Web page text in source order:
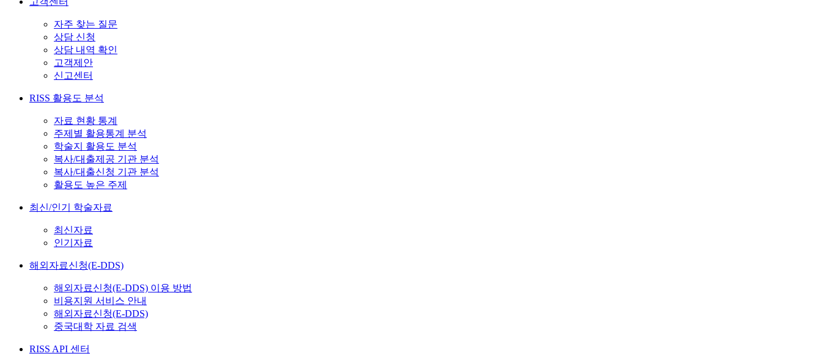
자주 찾는 질문
상담 신청
상담 내역 확인
고객제안
신고센터
RISS 활용도 분석
자료 현황 통계
주제별 활용통계 분석
학술지 활용도 분석
복사/대출제공 기관 분석
복사/대출신청 기관 분석
활용도 높은 주제
최신/인기 학술자료
최신자료
인기자료
해외자료신청(E-DDS)
해외자료신청(E-DDS) 이용 방법
비용지원 서비스 안내
해외자료신청(E-DDS)
중국대학 자료 검색
RISS API 센터